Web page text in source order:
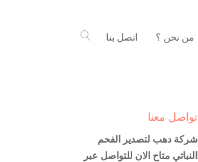
من نحن ؟ اتصل بنا
تواصل معنا
شركة دهب لتصدير الفحم
النباتي متاح الان للتواصل عبر